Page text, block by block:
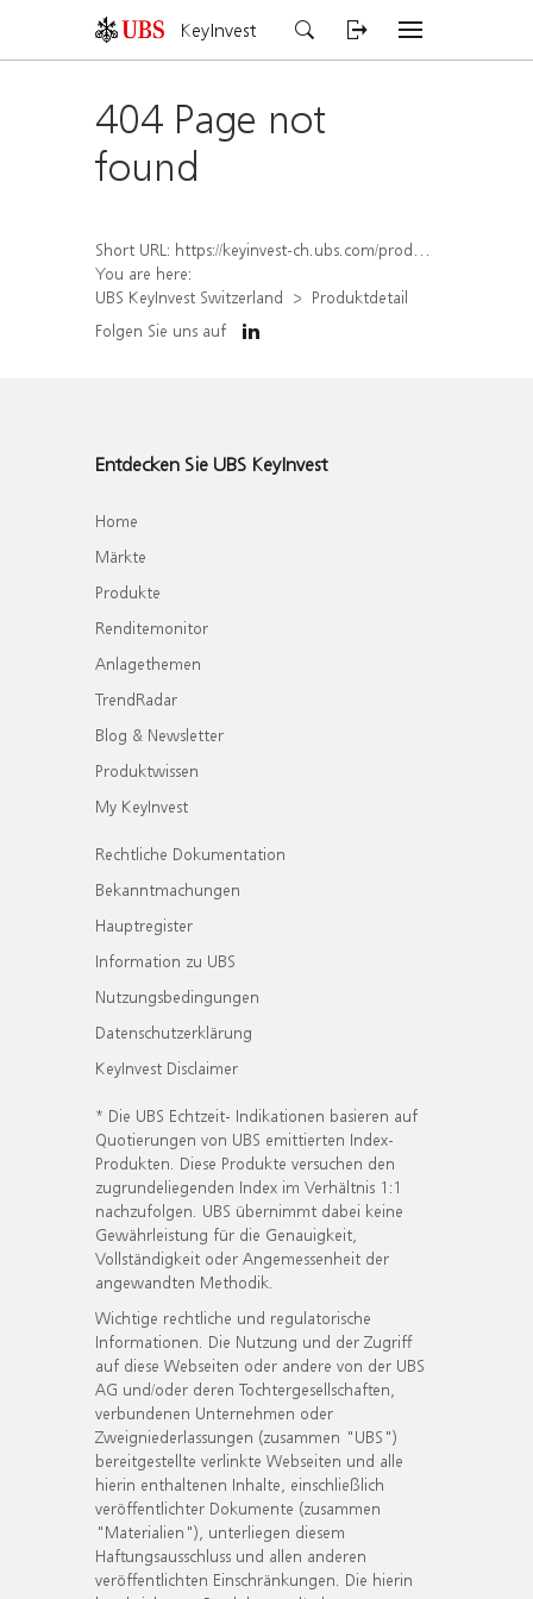
KeyInvest
404 Page not
found
Short URL: https://keyinvest-ch.ubs.com/produkt/detail/index/isin/CH1578823499
You are here:
UBS KeyInvest Switzerland
Produktdetail
Folgen Sie uns auf
Entdecken Sie UBS KeyInvest
Home
Märkte
Produkte
Renditemonitor
Anlagethemen
TrendRadar
Blog & Newsletter
Produktwissen
My KeyInvest
Rechtliche Dokumentation
Bekanntmachungen
Hauptregister
Information zu UBS
Nutzungsbedingungen
Datenschutzerklärung
KeyInvest Disclaimer
* Die UBS Echtzeit- Indikationen basieren auf
Quotierungen von UBS emittierten Index-
Produkten. Diese Produkte versuchen den
zugrundeliegenden Index im Verhältnis 1:1
nachzufolgen. UBS übernimmt dabei keine
Gewährleistung für die Genauigkeit,
Vollständigkeit oder Angemessenheit der
angewandten Methodik.
Wichtige rechtliche und regulatorische
Informationen. Die Nutzung und der Zugriff
auf diese Webseiten oder andere von der UBS
AG und/oder deren Tochtergesellschaften,
verbundenen Unternehmen oder
Zweigniederlassungen (zusammen "UBS")
bereitgestellte verlinkte Webseiten und alle
hierin enthaltenen Inhalte, einschließlich
veröffentlichter Dokumente (zusammen
"Materialien"), unterliegen diesem
Haftungsausschluss und allen anderen
veröffentlichten Einschränkungen. Die hierin